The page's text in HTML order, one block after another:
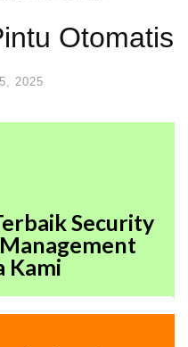
Otomatis
2025
Security
Kami